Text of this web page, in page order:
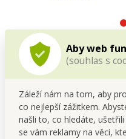
Aby web
(souhlas s
Záleží nám na tom, aby
co nejlepší zážitkem.
našli to, co hledáte,
se vám reklamy na věci,
Detailný popis
Multifunkční šátek
aktivitách, ale také na